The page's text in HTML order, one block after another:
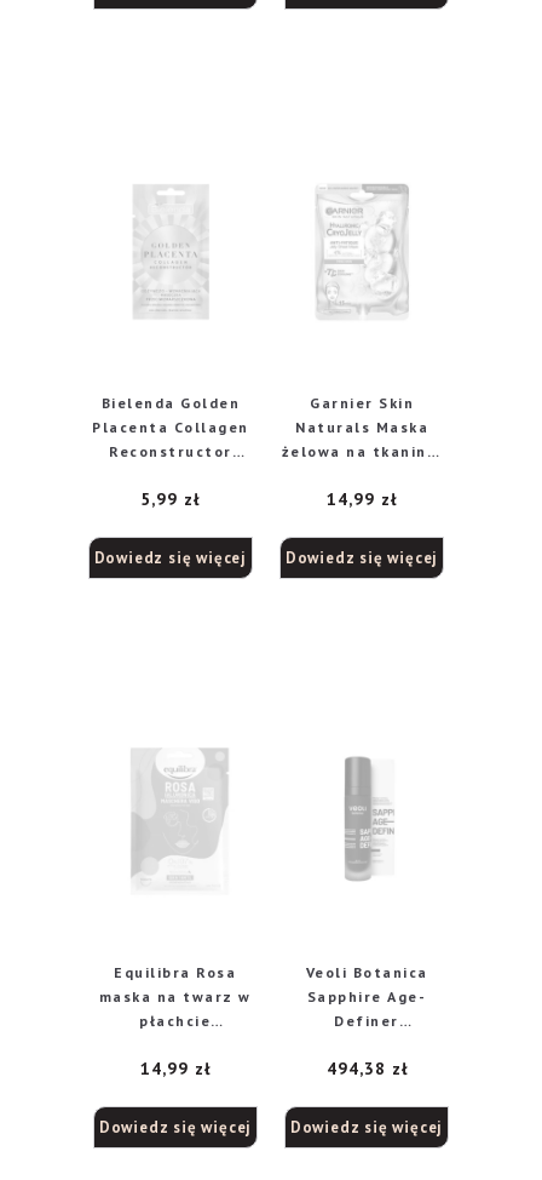
Bielenda Golden
Placenta Collagen
Reconstructor
wzmacniająca
przeciwzmarszczk
owa, 8 g
5,99 zł
Dowiedz się więcej
Garnier Skin
Naturals Maska
żelowa na tkaninie
Jelly 27g
14,99 zł
Dowiedz się więcej
Equilibra Rosa
maska na twarz w
płachcie
14,99 zł
Dowiedz się więcej
Veoli Botanica
Sapphire Age-
Definer
remodelująca
494,38 zł
Dowiedz się więcej